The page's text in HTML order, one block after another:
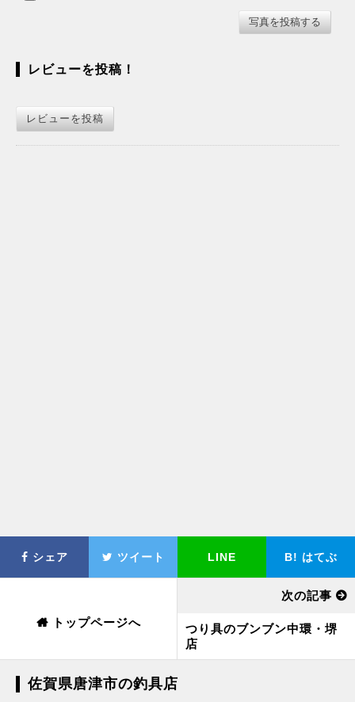
レビューを投稿！
レビューを投稿
シェア ツイート LINE B! はてぶ
トップページへ
次の記事
つり具のブンブン中環・堺
店
佐賀県唐津市の釣具店